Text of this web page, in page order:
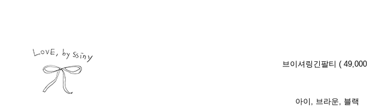
브이셔링긴팔티 (
아이, 브라운, 블랙